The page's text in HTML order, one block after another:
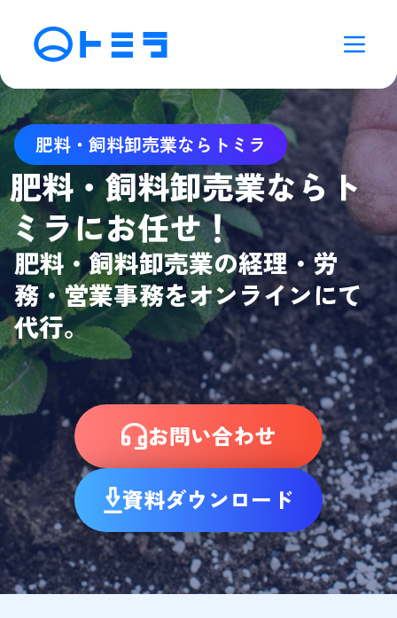
肥料・飼料卸売業ならトミラ
肥料・飼料卸売業ならト
ミラにお任せ！
肥料・飼料卸売業の経理・労
務・営業事務をオンラインにて
代行。
お問い合わせ
資料ダウンロード